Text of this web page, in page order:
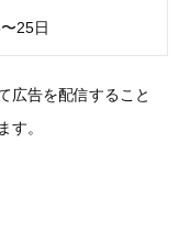
25日
広告を配信すること
す。